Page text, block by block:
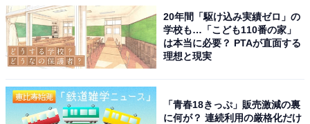
20年間「駆け込み実績ゼロ」の
学校も…「こども110番の家」
は本当に必要？ PTAが直面する
理想と現実
「青春18きっぷ」販売激減の裏
に何が？ 連続利用の厳格化だけ